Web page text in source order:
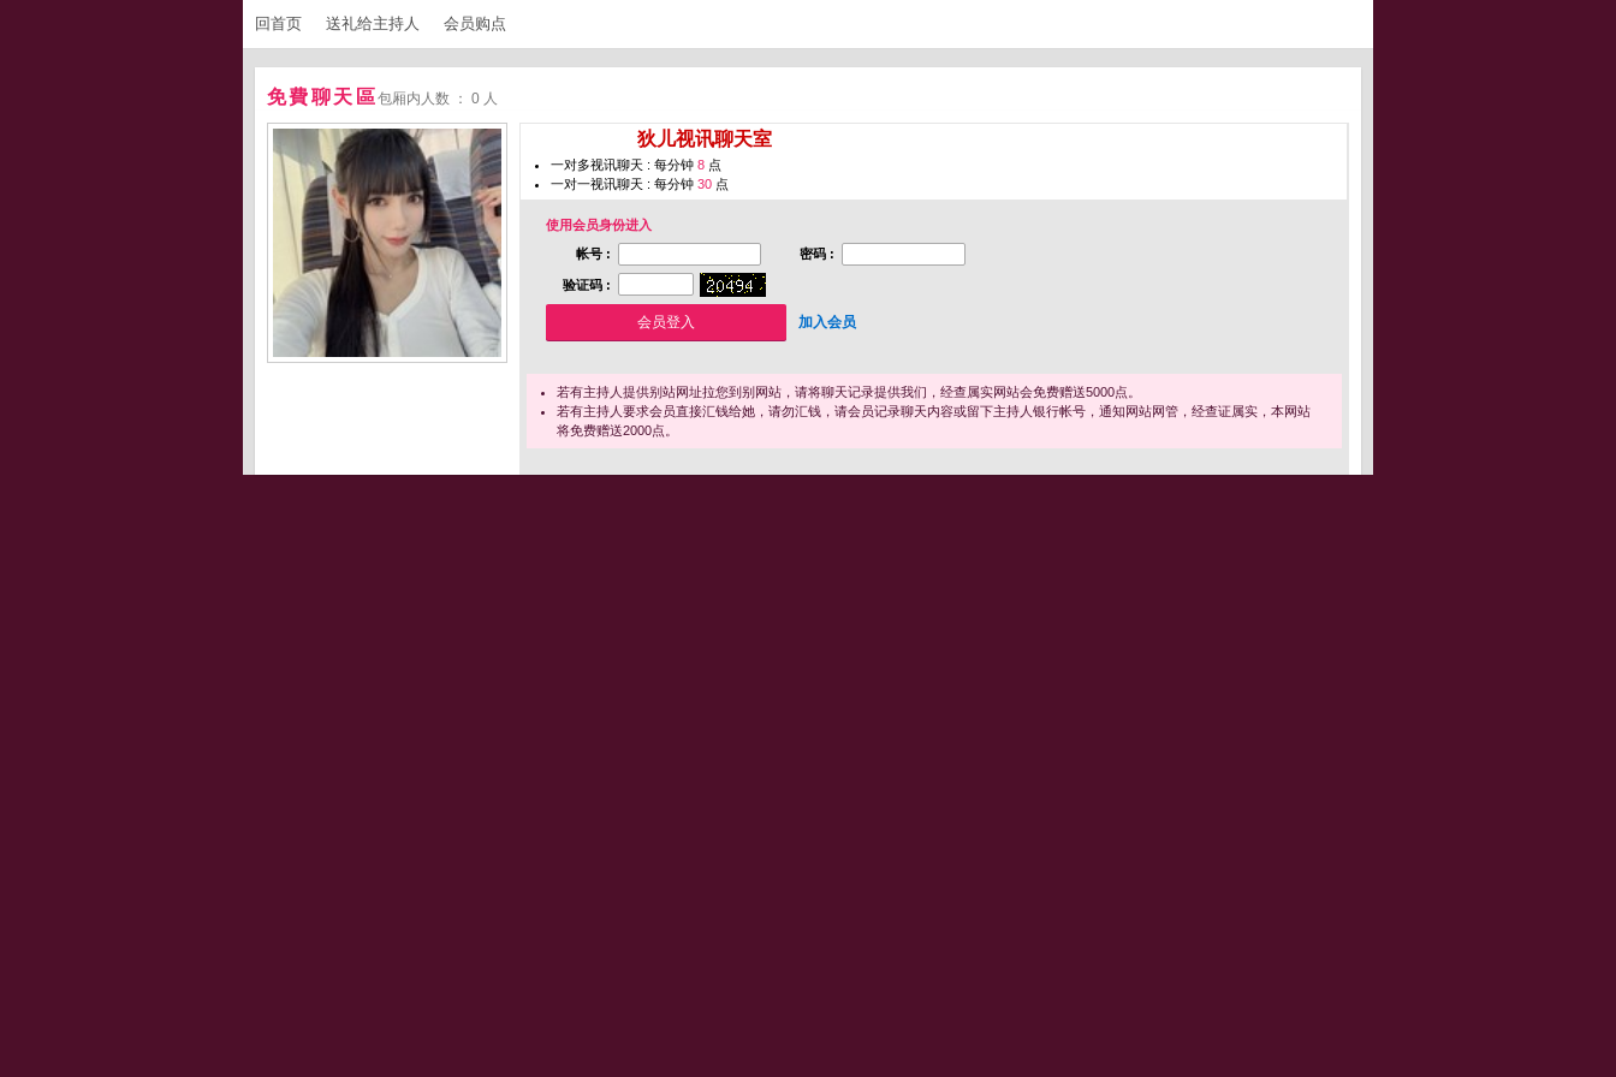
回首页 送礼给主持人 会员购点
免費聊天區包厢内人数 ： 0 人
狄儿视讯聊天室
一对多视讯聊天 : 每分钟 8 点
一对一视讯聊天 : 每分钟 30 点
使用会员身份进入
帐号 :
密码 :
验证码 :
加入会员
若有主持人提供别站网址拉您到别网站，请将聊天记录提供我们，经查属实网站会免费赠送5000点。
若有主持人要求会员直接汇钱给她，请勿汇钱，请会员记录聊天内容或留下主持人银行帐号，通知网站网管，经查证属实，本网站
将免费赠送2000点。